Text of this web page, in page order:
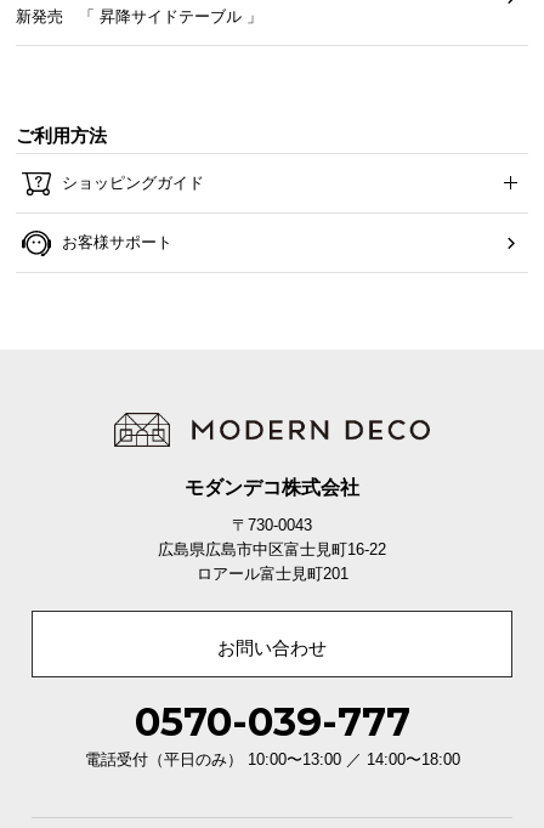
新発売 「 昇降サイドテーブル 」
ご利用方法
ショッピングガイド
お客様サポート
モダンデコ株式会社
〒730-0043
広島県広島市中区富士見町16-22
ロアール富士見町201
お問い合わせ
0570-039-777
電話受付（平日のみ） 10:00〜13:00 ／ 14:00〜18:00